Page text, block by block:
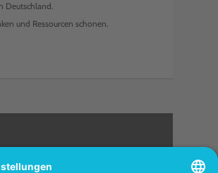
Deutschland.
und Ressourcen schonen.
<